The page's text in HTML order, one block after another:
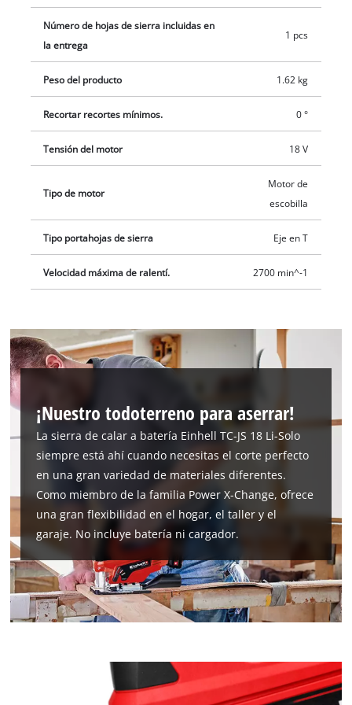
Número de hojas de sierra incluidas en
la entrega
1 pcs
Peso del producto 1.62 kg
Recortar recortes mínimos. 0 °
Tensión del motor 18 V
Tipo de motor
Motor de
escobilla
Tipo portahojas de sierra Eje en T
Velocidad máxima de ralentí. 2700 min^-1
¡Nuestro todoterreno para aserrar!
La sierra de calar a batería Einhell TC-JS 18 Li-Solo
siempre está ahí cuando necesitas el corte perfecto
en una gran variedad de materiales diferentes.
Como miembro de la familia Power X-Change, ofrece
una gran flexibilidad en el hogar, el taller y el
garaje. No incluye batería ni cargador.